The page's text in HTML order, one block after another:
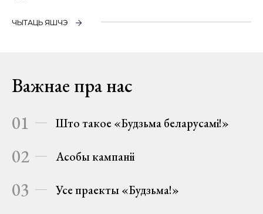
ЧЫТАЦЬ ЯШЧЭ
Важнае пра нас
01 Што такое «Будзьма беларусамі!»
02 Асобы кампаніі
03 Усе праекты «Будзьма!»